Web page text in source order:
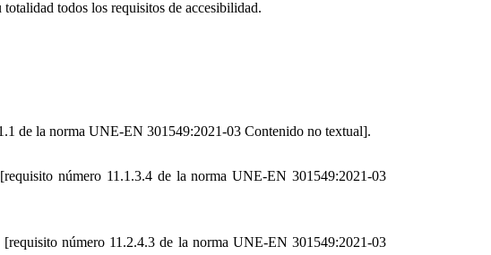
todos los requisitos de accesibilidad.
de la norma UNE-EN 301549:2021-03 Contenido no textual].
número 11.1.3.4 de la norma UNE-EN 301549:2021-03
número 11.2.4.3 de la norma UNE-EN 301549:2021-03